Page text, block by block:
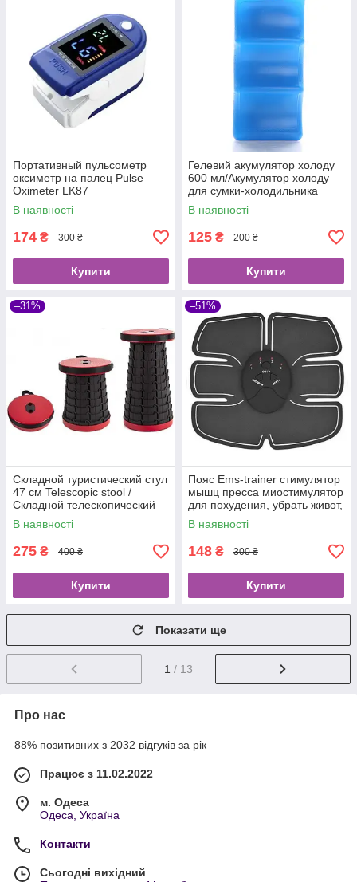
Портативный пульсометр
оксиметр на палец Pulse
Oximeter LK87
В наявності
174 ₴ 300 ₴
Купити
Гелевий акумулятор холоду
600 мл/Акумулятор холоду
для сумки-холодильника
В наявності
125 ₴ 200 ₴
Купити
–31%
Складной туристический стул
47 см Telescopic stool /
Складной телескопический
стул для пикника, рыбалки
В наявності
275 ₴ 400 ₴
Купити
–51%
Пояс Ems-trainer стимулятор
мышц пресса миостимулятор
для похудения, убрать живот,
похудеть
В наявності
148 ₴ 300 ₴
Купити
Показати ще
1 / 13
Про нас
88% позитивних з 2032 відгуків за рік
Працює з 11.02.2022
м. Одеса
Одеса, Україна
Контакти
Сьогодні вихідний